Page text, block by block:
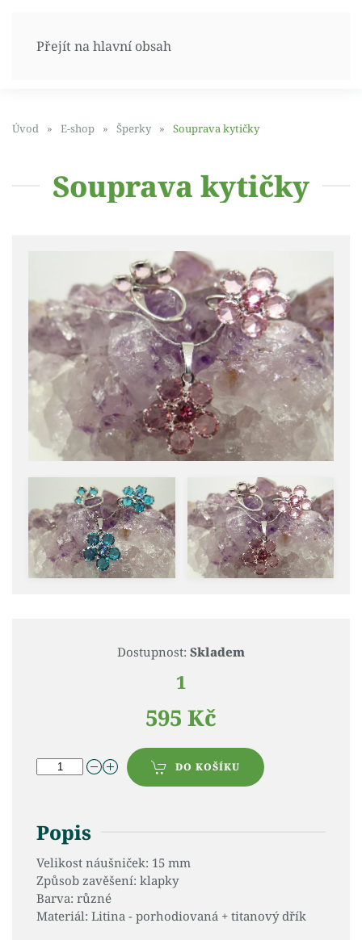
Přejít na hlavní obsah
Úvod E-shop Šperky Souprava kytičky
Souprava kytičky
Dostupnost: Skladem
1
595 Kč
DO KOŠÍKU
Popis
Velikost náušniček: 15 mm
Způsob zavěšení: klapky
Barva: různé
Materiál: Litina - porhodiovaná + titanový dřík